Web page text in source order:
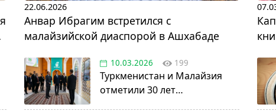
22.06.2026
Анвар Ибрагим встретился с
малайзийской диаспорой в Ашхабаде
10.03.2026 199
Туркменистан и Малайзия
отметили 30 лет